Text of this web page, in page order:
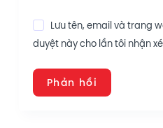
Lưu tên, email và trang
duyệt này cho lần tôi nhận
Phản hồi